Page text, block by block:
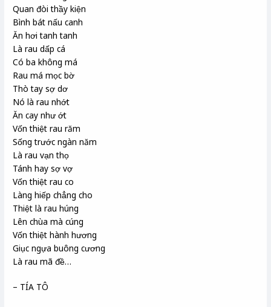
Quan đòi thầy kiện
Bình bát nấu canh
Ăn hơi tanh tanh
Là rau dấp cá
Có ba không má
Rau má mọc bờ
Thò tay sợ dơ
Nó là rau nhớt
Ăn cay như ớt
Vốn thiệt rau răm
Sống trước ngàn năm
Là rau vạn thọ
Tánh hay sợ vợ
Vốn thiệt rau co
Làng hiếp chẳng cho
Thiệt là rau húng
Lên chùa mà cúng
Vốn thiệt hành hương
Giục ngựa buông cương
Là rau mã đề…
– TÍA TÔ